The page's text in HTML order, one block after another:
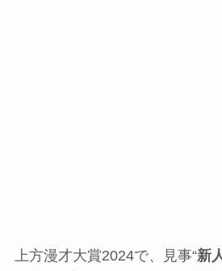
上方漫才大賞2024で、見事“新